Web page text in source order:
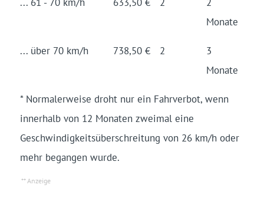
Monate
... über 70 km/h 738,50 € 2
3
Monate
* Normalerweise droht nur ein Fahrverbot, wenn
innerhalb von 12 Monaten zweimal eine
Geschwindigkeitsüberschreitung von 26 km/h oder
mehr begangen wurde.